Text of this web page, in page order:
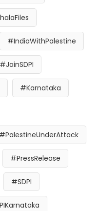
#IndiaWithPalestine
#JoinSDPI
#Karnataka
#PalestineUnderAttack
#PressRelease
#SDPI